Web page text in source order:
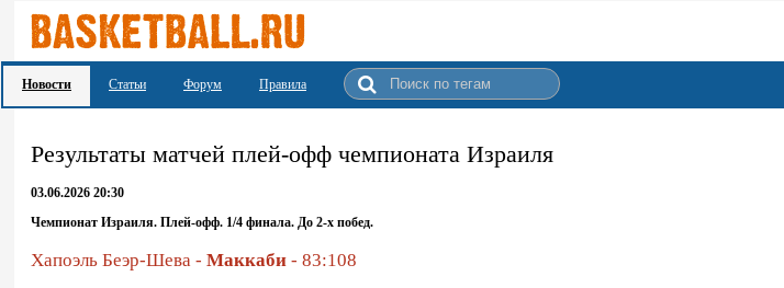
Новости Статьи Форум Правила
Pезультаты матчей плей-офф чемпионата Израиля
03.06.2026 20:30
Чемпионат Израиля. Плей-офф. 1/4 финала. До 2-х побед.
Хапоэль Беэр-Шева - Маккаби - 83:108